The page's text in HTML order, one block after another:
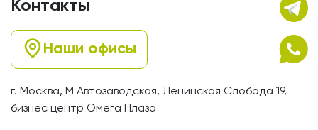
Контакты
Наши офисы
г. Москва, М Автозаводская, Ленинская Слобода 19,
бизнес центр Омега Плаза